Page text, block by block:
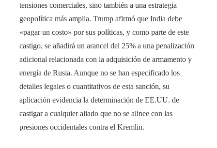
tensiones comerciales, sino también a una estrategia
geopolítica más amplia. Trump afirmó que India debe
«pagar un costo» por sus políticas, y como parte de este
castigo, se añadirá un arancel del 25% a una penalización
adicional relacionada con la adquisición de armamento y
energía de Rusia. Aunque no se han especificado los
detalles legales o cuantitativos de esta sanción, su
aplicación evidencia la determinación de EE.UU. de
castigar a cualquier aliado que no se alinee con las
presiones occidentales contra el Kremlin.